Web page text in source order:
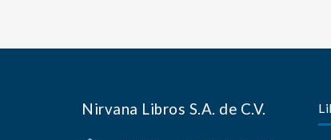
Nirvana Libros S.A. de C.V.